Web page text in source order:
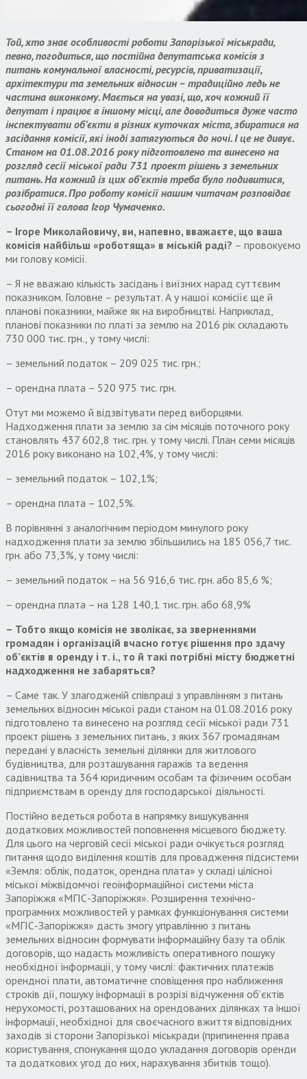
Той, хто знає особливості роботи Запорізької міськради,
певно, погодиться, що постійна депутатська комісія з
питань комунальної власності, ресурсів, приватизації,
архітектури та земельних відносин – традиційно ледь не
частина виконкому. Мається на увазі, що, хоч кожний її
депутат і працює в іншому місці, але доводиться дуже часто
інспектувати об’єкти в різних куточках міста, збиратися на
засідання комісії, які іноді затягуються до ночі. І це не дивує.
Станом на 01.08.2016 року підготовлено та винесено на
розгляд сесії міської ради 731 проект рішень з земельних
питань. На кожний із цих об’єктів треба було подивитися,
розібратися. Про роботу комісії нашим читачам розповідає
сьогодні її голова Ігор Чумаченко.
– Ігоре Миколайовичу, ви, напевно, вважаєте, що ваша
комісія найбільш «роботяща» в міській раді? – провокуємо
ми голову комісії.
– Я не вважаю кількість засідань і виїзних нарад суттєвим
показником. Головне – результат. А у нашої комісіїє ще й
планові показники, майже як на виробництві. Наприклад,
планові показники по платі за землю на 2016 рік складають
730 000 тис. грн., у тому числі:
– земельний податок – 209 025 тис. грн.;
– орендна плата – 520 975 тис. грн.
Отут ми можемо й відзвітувати перед виборцями.
Надходження плати за землю за сім місяців поточного року
становлять 437 602,8 тис. грн. у тому числі. План семи місяців
2016 року виконано на 102,4%, у тому числі:
– земельний податок – 102,1%;
– орендна плата – 102,5%.
В порівнянні з аналогічним періодом минулого року
надходження плати за землю збільшились на 185 056,7 тис.
грн. або 73,3%, у тому числі:
– земельний податок – на 56 916,6 тис. грн. або 85,6 %;
– орендна плата – на 128 140,1 тис. грн. або 68,9%
– Тобто якщо комісія не зволікає, за зверненнями
громадян і організацій вчасно готує рішення про здачу
об’єктів в оренду і т. і., то й такі потрібні місту бюджетні
надходження не забаряться?
– Саме так. У злагодженій співпраці з управлінням з питань
земельних відносин міської ради станом на 01.08.2016 року
підготовлено та винесено на розгляд сесії міської ради 731
проект рішень з земельних питань, з яких 367 громадянам
передані у власність земельні ділянки для житлового
будівництва, для розташування гаражів та ведення
садівництва та 364 юридичним особам та фізичним особам
підприємствам в оренду для господарської діяльності.
Постійно ведеться робота в напрямку вишукування
додаткових можливостей поповнення місцевого бюджету.
Для цього на черговій сесії міської ради очікується розгляд
питання щодо виділення коштів для провадження підсистеми
«Земля: облік, податок, орендна плата» у складі цілісної
міської міжвідомчої геоінформаційної системи міста
Запоріжжя «МГІС-Запоріжжя». Розширення технічно-
програмних можливостей у рамках функціонування системи
«МГІС-Запоріжжя» дасть змогу управлінню з питань
земельних відносин формувати інформаційну базу та облік
договорів, що надасть можливість оперативного пошуку
необхідної інформації, у тому числі: фактичних платежів
орендної плати, автоматичне сповіщення про наближення
строків дії, пошуку інформації в розрізі відчуження об’єктів
нерухомості, розташованих на орендованих ділянках та іншої
інформації, необхідної для своєчасного вжиття відповідних
заходів зі сторони Запорізької міськради (припинення права
користування, спонукання щодо укладання договорів оренди
та додаткових угод до них, нарахування збитків тощо).